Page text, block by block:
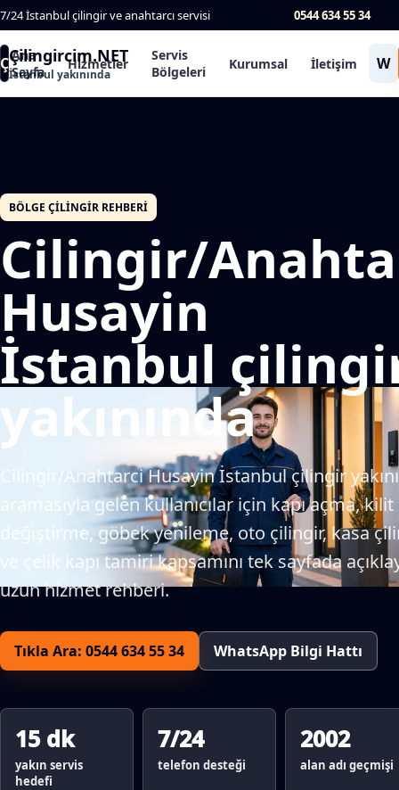
7/24 İstanbul çilingir ve anahtarcı servisi 0544 634 55 34
ÇÇilingircim.NET
İstanbul yakınında
Ana
Sayfa
Hizmetler
Servis
Bölgeleri
Kurumsal İletişim W
BÖLGE ÇILINGIR REHBERI
Cilingir/
Husayin
İstanbul
yakınında
Cilingir/Anahtarci Husayin İstanbul çilingir
aramasıyla gelen kullanıcılar için kapı açma, kilit
değiştirme, göbek yenileme, oto çilingir, kasa
ve çelik kapı tamiri kapsamını tek sayfada
uzun hizmet rehberi.
Tıkla Ara: 0544 634 55 34 WhatsApp Bilgi Hattı
15 dk
yakın servis
hedefi
7/24
telefon desteği
2002
alan adı geçmişi